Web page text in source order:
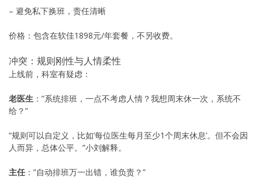
– 避免私下换班，责任清晰
价格：包含在软佳1898元/年套餐，不另收费。
冲突：规则刚性与人情柔性
上线前，科室有疑虑：
老医生 ：”系统排班，一点不考虑人情？我想周末休一次，系统不
给？”
“规则可以自定义，比如’每位医生每月至少1个周末休息’。但不会因
人而异，总体公平。”小刘解释。
主任 ：”自动排班万一出错，谁负责？”